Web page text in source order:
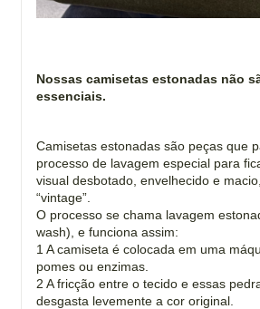
Nossas camisetas estonadas não
essenciais.
Camisetas estonadas são peças que
processo de lavagem especial para
visual desbotado, envelhecido e
“vintage”.
O processo se chama lavagem
wash), e funciona assim:
1 A camiseta é colocada em uma
pomes ou enzimas.
2 A fricção entre o tecido e essas
desgasta levemente a cor original.